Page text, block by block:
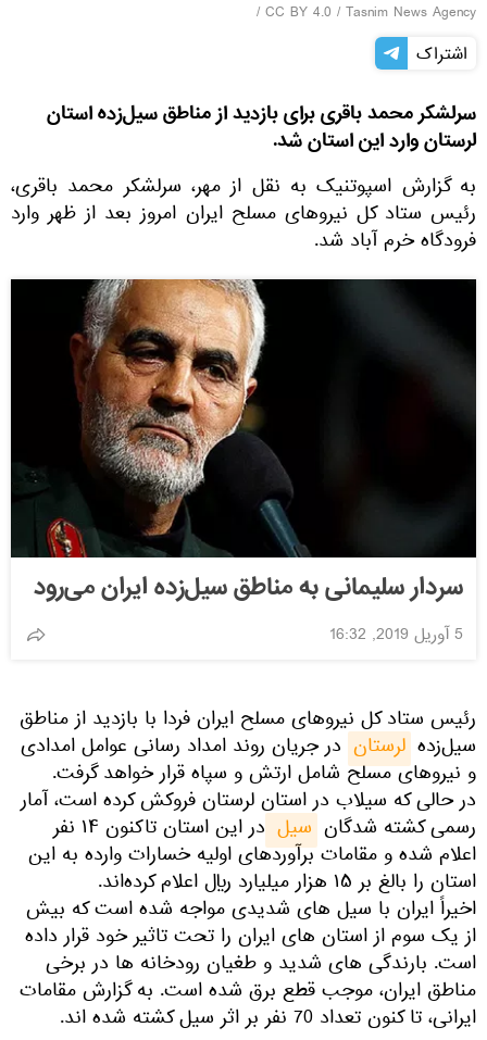
CC BY 4.0 / Tasnim News Agency
/
اشتراک
سرلشکر محمد باقری برای بازدید از مناطق سیل‌زده استان
لرستان وارد این استان شد.
به گزارش اسپوتنیک به نقل از مهر، سرلشکر محمد باقری،
رئیس ستاد کل نیروهای مسلح ایران امروز بعد از ظهر وارد
فرودگاه خرم آباد شد.
سردار سلیمانی به مناطق سیل‌زده ایران می‌رود
5 آوریل 2019, 16:32
رئیس ستاد کل نیروهای مسلح ایران فردا با بازدید از مناطق
سیل‌زده لرستان در جریان روند امداد رسانی عوامل امدادی
و نیروهای مسلح شامل ارتش و سپاه قرار خواهد گرفت.
در حالی که سیلاب در استان لرستان فروکش کرده است، آمار
رسمی کشته شدگان سیل در این استان تاکنون ۱۴ نفر
اعلام شده و مقامات برآوردهای اولیه خسارات وارده به این
استان را بالغ بر ۱۵ هزار میلیارد ریال اعلام کرده‌اند.
اخیراً ایران با سیل های شدیدی مواجه شده است که بیش
از یک سوم از استان های ایران را تحت تاثیر خود قرار داده
است. بارندگی های شدید و طغیان رودخانه ها در برخی
مناطق ایران، موجب قطع برق شده است. به گزارش مقامات
ایرانی، تا کنون تعداد 70 نفر بر اثر سیل کشته شده اند.